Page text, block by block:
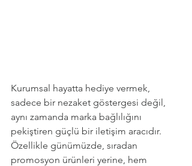
Kurumsal hayatta hediye vermek,
sadece bir nezaket göstergesi değil,
aynı zamanda marka bağlılığını
pekiştiren güçlü bir iletişim aracıdır.
Özellikle günümüzde, sıradan
promosyon ürünleri yerine, hem